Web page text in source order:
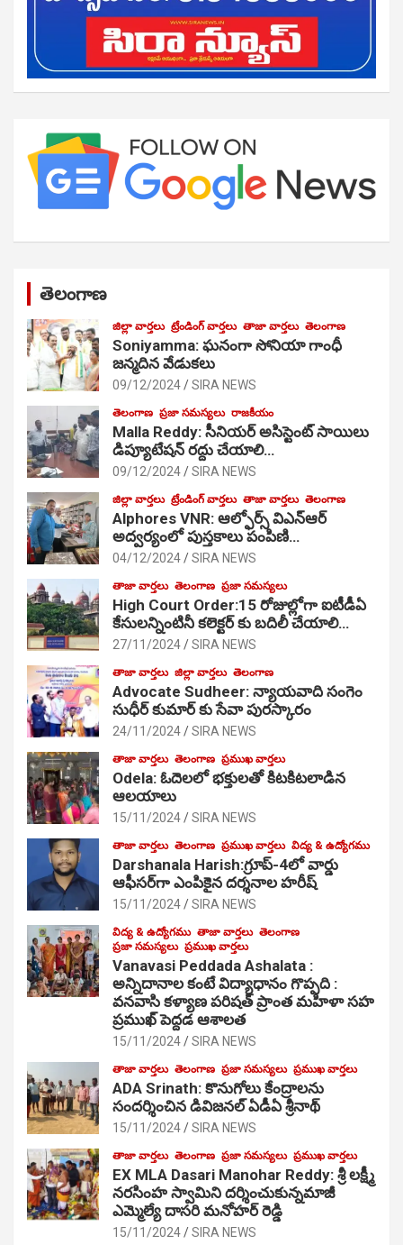
తెలంగాణ
జిల్లా వార్తలు ట్రేండింగ్ వార్తలు తాజా వార్తలు తెలంగాణ
Soniyamma: ఘ‌నంగా సోనియా గాంధీ
జ‌న్మ‌దిన వేడుక‌లు
09/12/2024 SIRA NEWS
తెలంగాణ ప్రజా సమస్యలు రాజకీయం
Malla Reddy: సీనియర్ అసిస్టెంట్ సాయిలు
డిప్యూటేషన్ రద్దు చేయాలి…
09/12/2024 SIRA NEWS
జిల్లా వార్తలు ట్రేండింగ్ వార్తలు తాజా వార్తలు తెలంగాణ
Alphores VNR: ఆల్ఫోర్స్ విఎన్ఆర్
అద్వర్యంలో పుస్తకాలు పంపిణి…
04/12/2024 SIRA NEWS
తాజా వార్తలు తెలంగాణ ప్రజా సమస్యలు
High Court Order:15 రోజుల్లోగా ఐటీడీఏ
కేసులన్నింటినీ కలెక్టర్ కు బదిలీ చేయాలి…
27/11/2024 SIRA NEWS
తాజా వార్తలు జిల్లా వార్తలు తెలంగాణ
Advocate Sudheer: న్యాయవాది సంగెం
సుధీర్ కుమార్ కు సేవా పురస్కారం
24/11/2024 SIRA NEWS
తాజా వార్తలు తెలంగాణ ప్రముఖ వార్తలు
Odela: ఓదెల‌లో భక్తులతో కిటకిటలాడిన
ఆల‌యాలు
15/11/2024 SIRA NEWS
తాజా వార్తలు తెలంగాణ ప్రముఖ వార్తలు విద్య & ఉద్యోగము
Darshanala Harish:గ్రూప్-4లో వార్డు
ఆఫీసర్‌గా ఎంపికైన దర్శనాల హరీష్
15/11/2024 SIRA NEWS
విద్య & ఉద్యోగము తాజా వార్తలు తెలంగాణ
ప్రజా సమస్యలు ప్రముఖ వార్తలు
Vanavasi Peddada Ashalata :
అన్నిదానాల కంటే విద్యాధానం గొప్పది :
వనవాసి కళ్యాణ పరిషత్ ప్రాంత మహిళా సహ
ప్రముఖ్ పెద్దడ ఆశాలత
15/11/2024 SIRA NEWS
తాజా వార్తలు తెలంగాణ ప్రజా సమస్యలు ప్రముఖ వార్తలు
ADA Srinath: కొనుగోలు కేంద్రాల‌ను
సంద‌ర్శించిన డివిజనల్ ఏడీఏ శ్రీనాథ్
15/11/2024 SIRA NEWS
తాజా వార్తలు తెలంగాణ ప్రజా సమస్యలు ప్రముఖ వార్తలు
EX MLA Dasari Manohar Reddy: శ్రీ లక్ష్మీ
నరసింహ స్వామిని దర్శించుకున్నమాజీ
ఎమ్మెల్యే దాసరి మనోహర్ రెడ్డి
15/11/2024 SIRA NEWS